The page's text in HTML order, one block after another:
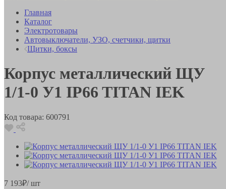
Главная
Каталог
Электротовары
Автовыключатели, УЗО, счетчики, щитки
Щитки, боксы
Корпус металлический ЩУ
1/1-0 У1 IP66 TITAN IEK
Код товара: 600791
7 193₽/ шт